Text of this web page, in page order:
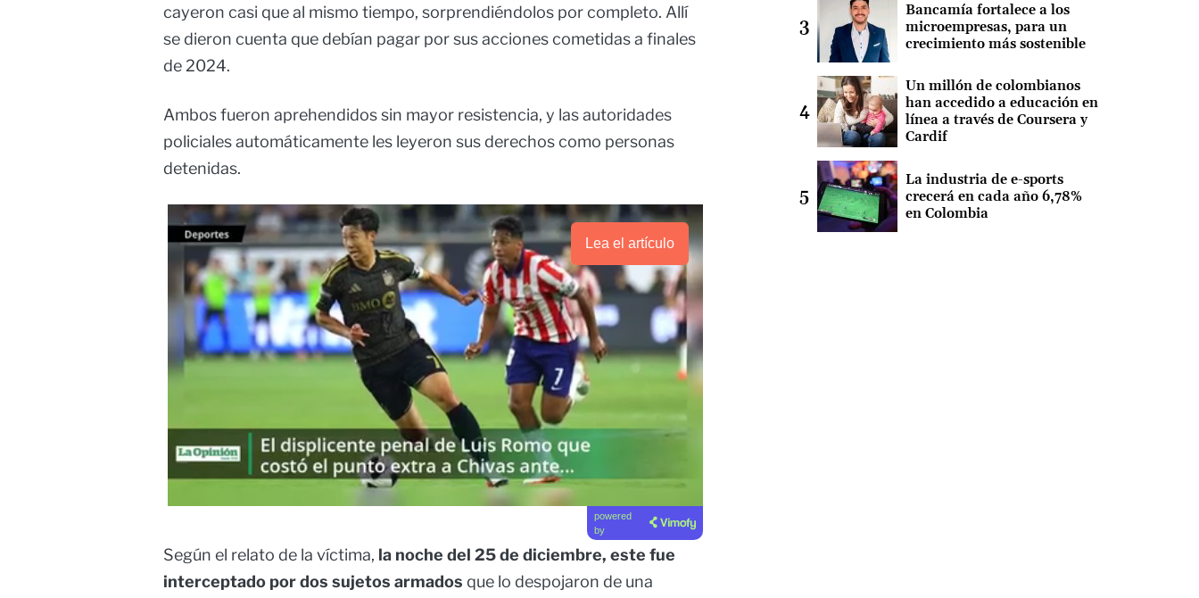
cayeron casi que al mismo tiempo, sorprendiéndolos por completo. Allí
se dieron cuenta que debían pagar por sus acciones cometidas a finales
de 2024.
Ambos fueron aprehendidos sin mayor resistencia, y las autoridades
policiales automáticamente les leyeron sus derechos como personas
detenidas.
Lea el artículo
powered
by
Según el relato de la víctima, la noche del 25 de diciembre, este fue
interceptado por dos sujetos armados que lo despojaron de una
Bancamía fortalece a los
microempresas, para un
crecimiento más sostenible
Un millón de colombianos
han accedido a educación en
línea a través de Coursera y
Cardif
La industria de e-sports
crecerá en cada año 6,78%
en Colombia